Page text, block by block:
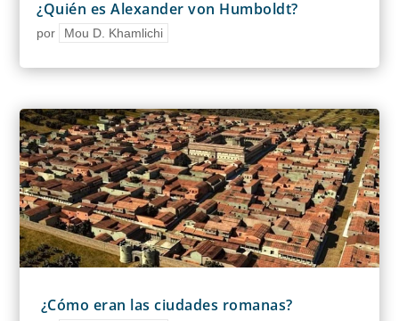
¿Quién es Alexander von Humboldt?
por Mou D. Khamlichi
¿Cómo eran las ciudades romanas?